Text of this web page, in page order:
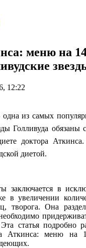
меню на
12:22
из самых
Голливуда обязаны
доктора
диетой.
заключается в
в увеличении
творога. Она
статья подробно
Аткинса: меню на